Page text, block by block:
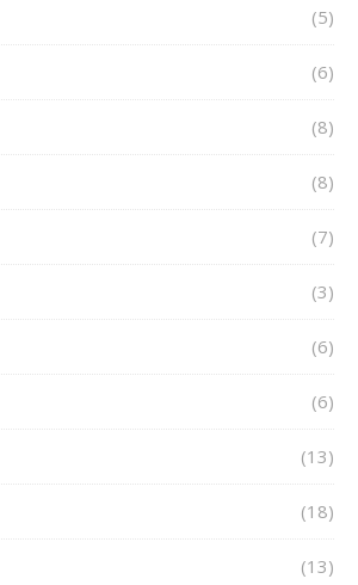
(5)
(6)
(8)
(8)
(7)
(3)
(6)
(6)
(13)
(18)
(13)